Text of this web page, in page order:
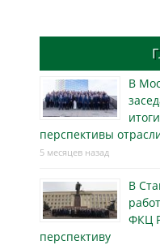
В
перспективы
5 месяцев назад
В
ФКЦ
перспективу